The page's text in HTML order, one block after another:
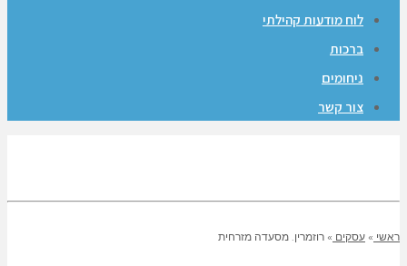
לוח מודעות קהילתי
ברכות
ניחומים
צור קשר
ראשי » עסקים » רוזמרין. מסעדה מזרחית